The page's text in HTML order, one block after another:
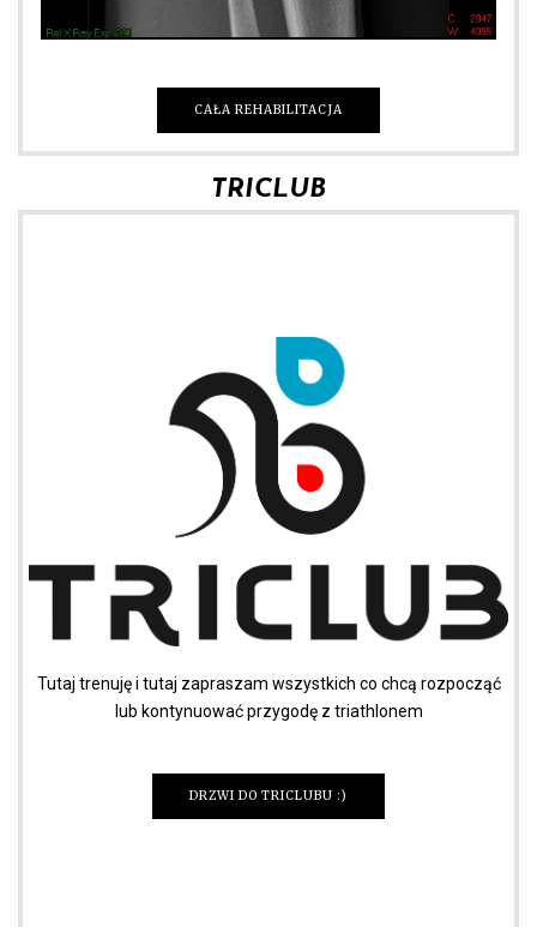
CAŁA REHABILITACJA
TRICLUB
Tutaj trenuję i tutaj zapraszam wszystkich co chcą rozpocząć
lub kontynuować przygodę z triathlonem
DRZWI DO TRICLUBU :)